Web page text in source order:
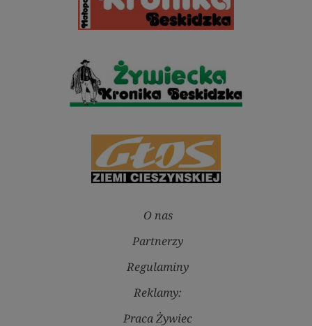
O nas
Partnerzy
Regulaminy
Reklamy:
Praca Żywiec